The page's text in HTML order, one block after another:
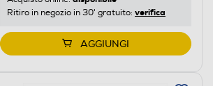
Ritiro in negozio in 30' gratuito: verifica
AGGIUNGI